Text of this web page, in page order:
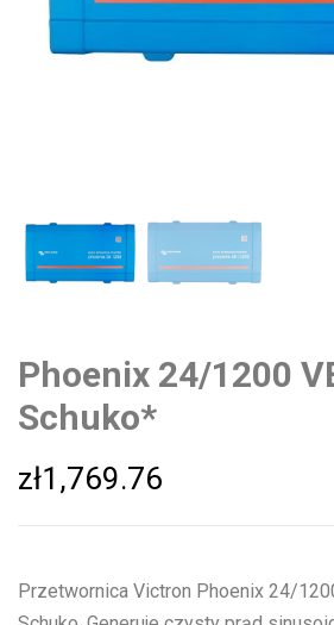
Phoenix 24/1200
Schuko*
zł1,769.76
Przetwornica Victron Phoenix 24/